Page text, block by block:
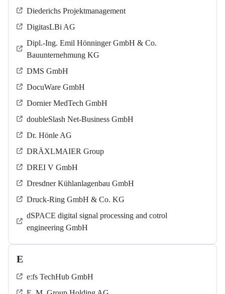
Diederichs Projektmanagement
DigitasLBi AG
Dipl.-Ing. Emil Hönninger GmbH & Co.
Bauunternehmung KG
DMS GmbH
DocuWare GmbH
Dornier MedTech GmbH
doubleSlash Net-Business GmbH
Dr. Hönle AG
DRÄXLMAIER Group
DREI V GmbH
Dresdner Kühlanlagenbau GmbH
Druck-Ring GmbH & Co. KG
dSPACE digital signal processing and cotrol
engineering GmbH
E
e:fs TechHub GmbH